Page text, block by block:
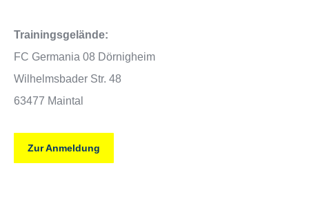
Trainingsgelände:
FC Germania 08 Dörnigheim
Wilhelmsbader Str. 48
63477 Maintal
Zur Anmeldung